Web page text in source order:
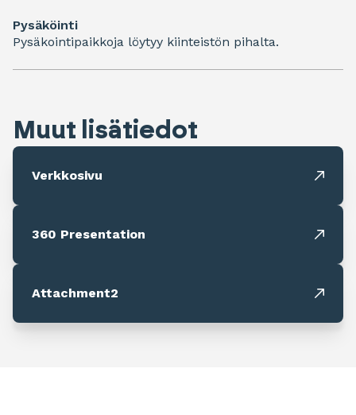
Pysäköinti
Pysäkointipaikkoja löytyy kiinteistön pihalta.
Muut lisätiedot
Verkkosivu
360 Presentation
Attachment2